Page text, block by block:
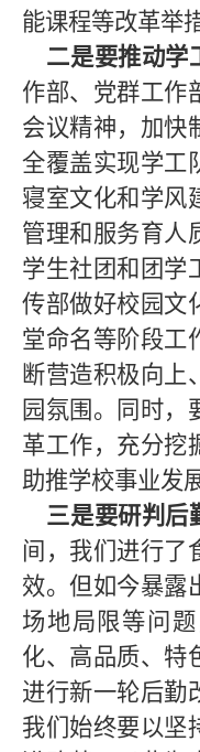
能课程等改革举
二是要推动学
作部、党群工作
会议精神，加快
全覆盖实现学工
寝室文化和学风
管理和服务育人
学生社团和团学
传部做好校园文
堂命名等阶段工
断营造积极向上
园氛围。同时，
革工作，充分挖
助推学校事业发展
三是要研判后
间，我们进行了
效。但如今暴露
场地局限等问
化、高品质、特
进行新一轮后勤
我们始终要以坚